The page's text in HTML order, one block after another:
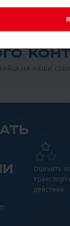
на наши
Оценить
действии